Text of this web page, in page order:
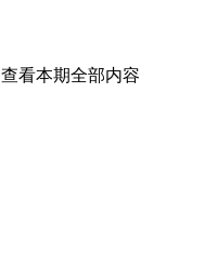
查看本期全部内容